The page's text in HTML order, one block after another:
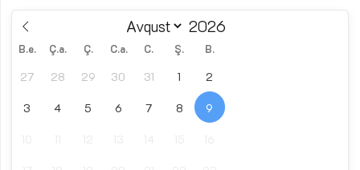
B.e. Ç.a. Ç. C.a. C. Ş. B.
27 28 29 30 31 1 2
3 4 5 6 7 8 9